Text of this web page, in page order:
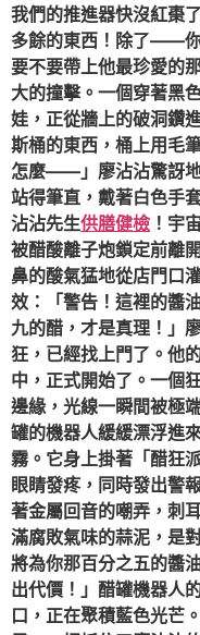
我們的推進器快沒紅棗
多餘的東西！除了——
要不要帶上他最珍愛的
大的撞擊。一個穿著黑
娃，正從牆上的破洞鑽
斯桶的東西，桶上用毛
怎麼——」廖沾沾驚訝
站得筆直，戴著白色手
沾沾先生供膳健檢 ！宇
被醋酸離子炮鎖定前離
鼻的酸氣猛地從店門口
效：「警告！這裡的醬
九的醋，才是真理！」
狂，已經找上門了。他
中，正式開始了。一個
邊緣，光線一瞬間被極
罐的機器人緩緩漂浮進
霧。它身上掛著「醋狂
眼睛發疼，同時發出警
著金屬回音的嘲弄，刺
滿腐敗氣味的蒜泥，是
將為你那百分之五的醬
出代價！」醋罐機器人
口，正在聚積藍色光芒